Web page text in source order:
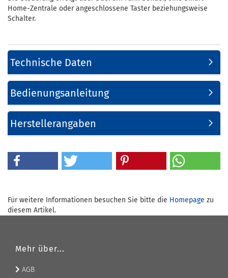
Home-Zentrale oder angeschlossene Taster beziehungsweise
Schalter.
Technische Daten
Bedienungsanleitung
Herstellerangaben
Für weitere Informationen besuchen Sie bitte die Homepage zu
diesem Artikel.
Mehr über...
AGB